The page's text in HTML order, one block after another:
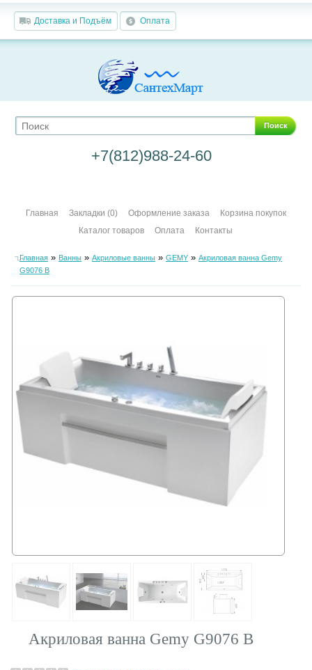
Доставка и Подъём Оплата
Поиск
+7(812)988-24-60
Главная Закладки (0) Оформление заказа
Корзина покупок
Каталог товаров
Оплата Контакты
Главная» Ванны» Акриловые ванны» GEMY» Акриловая ванна Gemy
G9076 B
Акриловая ванна Gemy G9076 B